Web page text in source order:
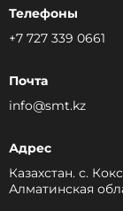
Телефоны
+7 727 339 0661
Почта
info@smt.kz
Адрес
Казахстан. с.
Алматинская